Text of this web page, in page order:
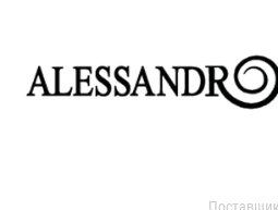
Поставщик